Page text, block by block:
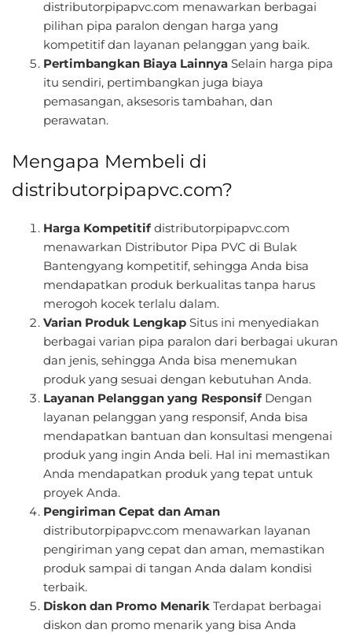
distributorpipapvc.com menawarkan berbagai
pilihan pipa paralon dengan harga yang
kompetitif dan layanan pelanggan yang baik.
Pertimbangkan Biaya Lainnya Selain harga pipa
itu sendiri, pertimbangkan juga biaya
pemasangan, aksesoris tambahan, dan
perawatan.
Mengapa Membeli di
distributorpipapvc.com?
Harga Kompetitif distributorpipapvc.com
menawarkan Distributor Pipa PVC di Bulak
Bantengyang kompetitif, sehingga Anda bisa
mendapatkan produk berkualitas tanpa harus
merogoh kocek terlalu dalam.
Varian Produk Lengkap Situs ini menyediakan
berbagai varian pipa paralon dari berbagai ukuran
dan jenis, sehingga Anda bisa menemukan
produk yang sesuai dengan kebutuhan Anda.
Layanan Pelanggan yang Responsif Dengan
layanan pelanggan yang responsif, Anda bisa
mendapatkan bantuan dan konsultasi mengenai
produk yang ingin Anda beli. Hal ini memastikan
Anda mendapatkan produk yang tepat untuk
proyek Anda.
Pengiriman Cepat dan Aman
distributorpipapvc.com menawarkan layanan
pengiriman yang cepat dan aman, memastikan
produk sampai di tangan Anda dalam kondisi
terbaik.
Diskon dan Promo Menarik Terdapat berbagai
diskon dan promo menarik yang bisa Anda